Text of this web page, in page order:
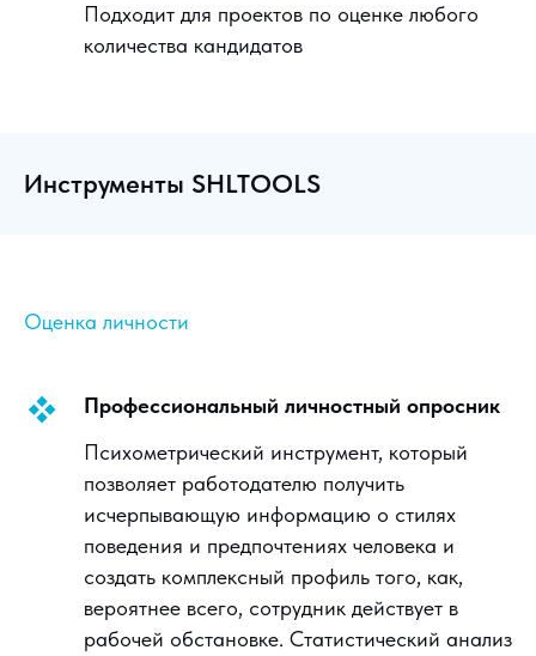
Подходит для проектов по оценке любого
количества кандидатов
Инструменты SHLTOOLS
Оценка личности
Профессиональный личностный опросник
Психометрический инструмент, который
позволяет работодателю получить
исчерпывающую информацию о стилях
поведения и предпочтениях человека и
создать комплексный профиль того, как,
вероятнее всего, сотрудник действует в
рабочей обстановке. Статистический анализ